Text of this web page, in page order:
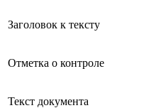
Заголовок к тексту
Отметка о контроле
Текст документа